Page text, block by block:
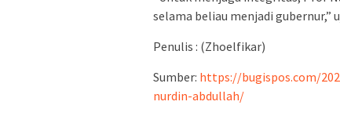
selama beliau menjadi gubernur,”
Penulis : (Zhoelfikar)
Sumber: https://bugispos.com/
nurdin-abdullah/